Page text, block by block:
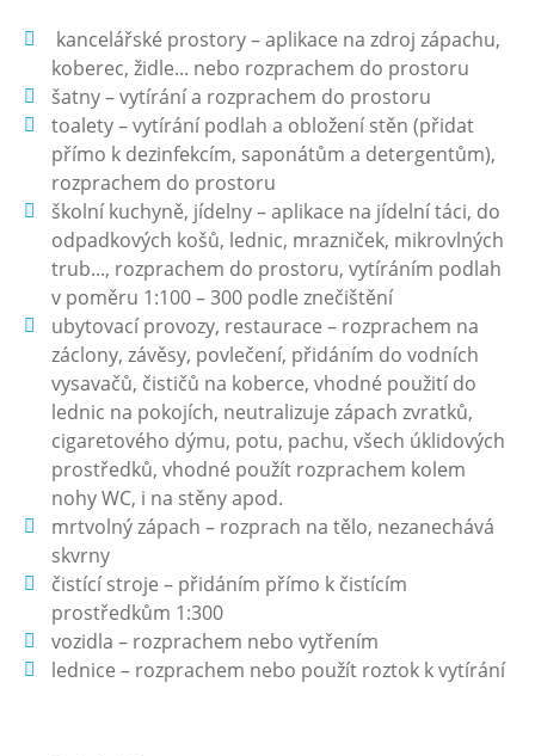
kancelářské prostory – aplikace na zdroj zápachu,
koberec, židle... nebo rozprachem do prostoru
šatny – vytírání a rozprachem do prostoru
toalety – vytírání podlah a obložení stěn (přidat
přímo k dezinfekcím, saponátům a detergentům),
rozprachem do prostoru
školní kuchyně, jídelny – aplikace na jídelní táci, do
odpadkových košů, lednic, mrazniček, mikrovlných
trub..., rozprachem do prostoru, vytíráním podlah
v poměru 1:100 – 300 podle znečištění
ubytovací provozy, restaurace – rozprachem na
záclony, závěsy, povlečení, přidáním do vodních
vysavačů, čističů na koberce, vhodné použití do
lednic na pokojích, neutralizuje zápach zvratků,
cigaretového dýmu, potu, pachu, všech úklidových
prostředků, vhodné použít rozprachem kolem
nohy WC, i na stěny apod.
mrtvolný zápach – rozprach na tělo, nezanechává
skvrny
čistící stroje – přidáním přímo k čistícím
prostředkům 1:300
vozidla – rozprachem nebo vytřením
lednice – rozprachem nebo použít roztok k vytírání